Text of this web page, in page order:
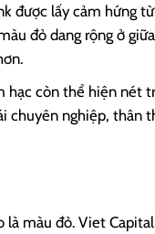
được lấy cảm hứng
đỏ dang rộng ở
hạc còn thể hiện nét
chuyên nghiệp, thân
là màu đỏ. Viet